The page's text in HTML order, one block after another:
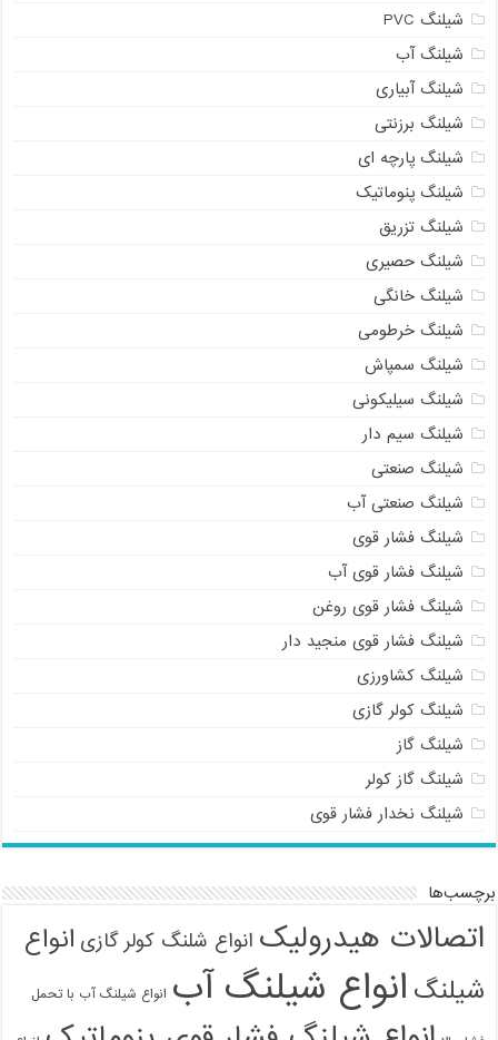
شیلنگ PVC
شیلنگ آب
شیلنگ آبیاری
شیلنگ برزنتی
شیلنگ پارچه ای
شیلنگ پنوماتیک
شیلنگ تزریق
شیلنگ حصیری
شیلنگ خانگی
شیلنگ خرطومی
شیلنگ سمپاش
شیلنگ سیلیکونی
شیلنگ سیم دار
شیلنگ صنعتی
شیلنگ صنعتی آب
شیلنگ فشار قوی
شیلنگ فشار قوی آب
شیلنگ فشار قوی روغن
شیلنگ فشار قوی منجید دار
شیلنگ کشاورزی
شیلنگ کولر گازی
شیلنگ گاز
شیلنگ گاز کولر
شیلنگ نخدار فشار قوی
برچسب‌ها
اتصالات هیدرولیک انواع شلنگ کولر گازی انواع
شیلنگ انواع شیلنگ آب انواع شیلنگ آب با تحمل